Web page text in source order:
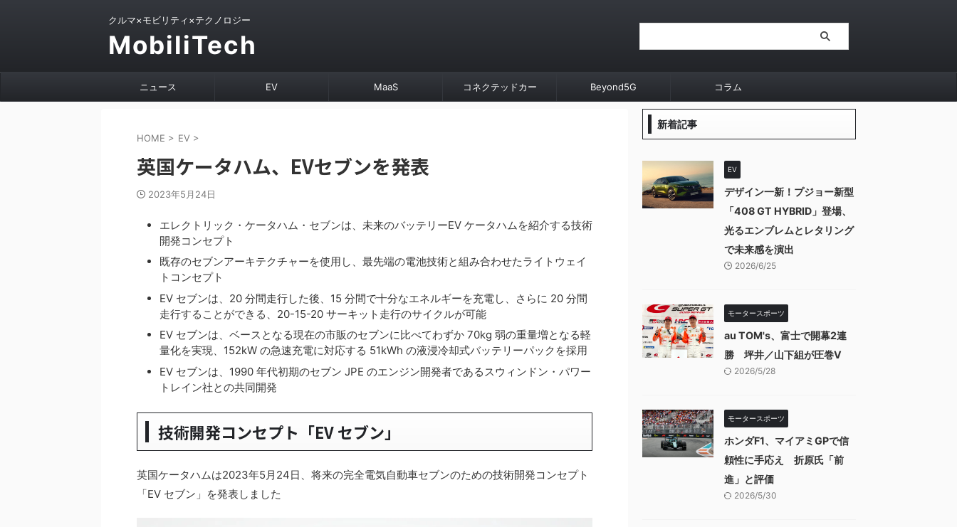
クルマ×モビリティ×テクノロジー
MobiliTech
ニュース EV MaaS コネクテッドカー Beyond5G コラム
HOME > EV >
英国ケータハム、EVセブンを発表
2023年5月24日
エレクトリック・ケータハム・セブンは、未来のバッテリーEV ケータハムを紹介する技術
開発コンセプト
既存のセブンアーキテクチャーを使用し、最先端の電池技術と組み合わせたライトウェイ
トコンセプト
EV セブンは、20 分間走行した後、15 分間で十分なエネルギーを充電し、さらに 20 分間
走行することができる、20-15-20 サーキット走行のサイクルが可能
EV セブンは、ベースとなる現在の市販のセブンに比べてわずか 70kg 弱の重量増となる軽
量化を実現、152kW の急速充電に対応する 51kWh の液浸冷却式バッテリーパックを採用
EV セブンは、1990 年代初期のセブン JPE のエンジン開発者であるスウィンドン・パワー
トレイン社との共同開発
技術開発コンセプト「EV セブン」
英国ケータハムは2023年5月24日、将来の完全電気自動車セブンのための技術開発コンセプト
「EV セブン」を発表しました
新着記事
EV
デザイン一新！プジョー新型
「408 GT HYBRID」登場、
光るエンブレムとレタリング
で未来感を演出
2026/6/25
モータースポーツ
au TOM's、富士で開幕2連
勝 坪井／山下組が圧巻V
2026/5/28
モータースポーツ
ホンダF1、マイアミGPで信
頼性に手応え 折原氏「前
進」と評価
2026/5/30